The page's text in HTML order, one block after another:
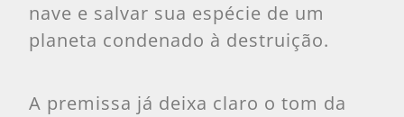
nave e salvar sua espécie de um
planeta condenado à destruição.
A premissa já deixa claro o tom da